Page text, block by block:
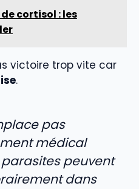
cortisol : les
victoire trop vite car
.
pas
médical
peuvent
dans